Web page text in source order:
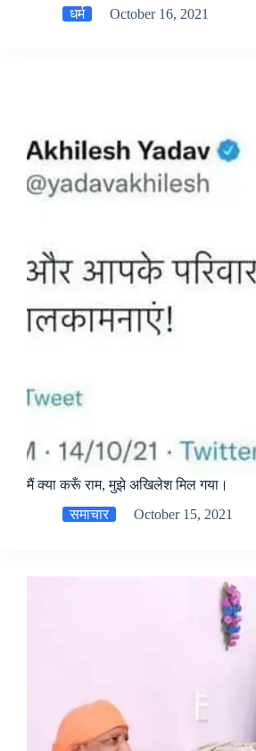
धर्म
October 16, 2021
मैं क्या करूँ राम, मुझे अखिलेश मिल गया।
समाचार
October 15, 2021